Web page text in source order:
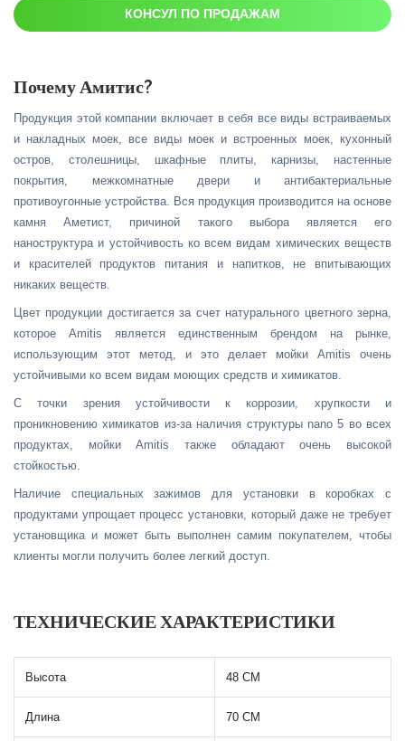
КОНСУЛ ПО ПРОДАЖАМ
Почему Амитис?
Продукция этой компании включает в себя все виды встраиваемых
и накладных моек, все виды моек и встроенных моек, кухонный
остров, столешницы, шкафные плиты, карнизы, настенные
покрытия, межкомнатные двери и антибактериальные
противоугонные устройства. Вся продукция производится на основе
камня Аметист, причиной такого выбора является его
наноструктура и устойчивость ко всем видам химических веществ
и красителей продуктов питания и напитков, не впитывающих
никаких веществ.
Цвет продукции достигается за счет натурального цветного зерна,
которое Amitis является единственным брендом на рынке,
использующим этот метод, и это делает мойки Amitis очень
устойчивыми ко всем видам моющих средств и химикатов.
С точки зрения устойчивости к коррозии, хрупкости и
проникновению химикатов из-за наличия структуры nano 5 во всех
продуктах, мойки Amitis также обладают очень высокой
стойкостью.
Наличие специальных зажимов для установки в коробках с
продуктами упрощает процесс установки, который даже не требует
установщика и может быть выполнен самим покупателем, чтобы
клиенты могли получить более легкий доступ.
ТЕХНИЧЕСКИЕ ХАРАКТЕРИСТИКИ
Высота 48 СМ
Длина 70 СМ